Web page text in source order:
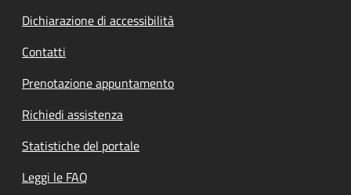
Dichiarazione di accessibilità
Contatti
Prenotazione appuntamento
Richiedi assistenza
Statistiche del portale
Leggi le FAQ